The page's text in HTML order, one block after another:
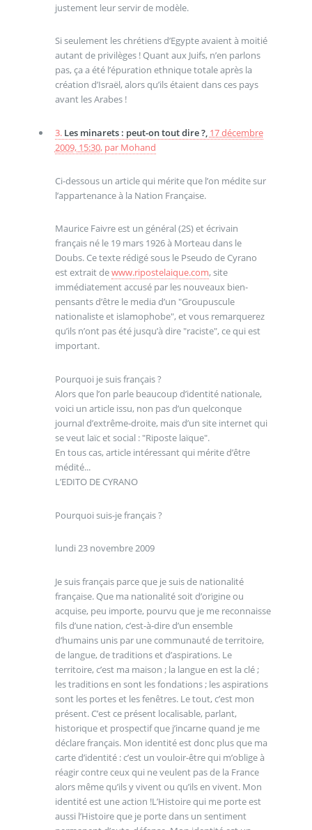
justement leur servir de modèle.
Si seulement les chrétiens d’Egypte avaient à moitié
autant de privilèges ! Quant aux Juifs, n’en parlons
pas, ça a été l’épuration ethnique totale après la
création d’Israël, alors qu’ils étaient dans ces pays
avant les Arabes !
3. Les minarets : peut-on tout dire ?, 17 décembre
2009, 15:30, par Mohand
Ci-dessous un article qui mérite que l’on médite sur
l’appartenance à la Nation Française.
Maurice Faivre est un général (2S) et écrivain
français né le 19 mars 1926 à Morteau dans le
Doubs. Ce texte rédigé sous le Pseudo de Cyrano
est extrait dewww.ripostelaique.com, site
immédiatement accusé par les nouveaux bien-
pensants d’être le media d’un "Groupuscule
nationaliste et islamophobe", et vous remarquerez
qu’ils n’ont pas été jusqu’à dire "raciste", ce qui est
important.
Pourquoi je suis français ?
Alors que l’on parle beaucoup d’identité nationale,
voici un article issu, non pas d’un quelconque
journal d’extrême-droite, mais d’un site internet qui
se veut laïc et social : "Riposte laïque".
En tous cas, article intéressant qui mérite d’être
médité...
L’EDITO DE CYRANO
Pourquoi suis-je français ?
lundi 23 novembre 2009
Je suis français parce que je suis de nationalité
française. Que ma nationalité soit d’origine ou
acquise, peu importe, pourvu que je me reconnaisse
fils d’une nation, c’est-à-dire d’un ensemble
d’humains unis par une communauté de territoire,
de langue, de traditions et d’aspirations. Le
territoire, c’est ma maison ; la langue en est la clé ;
les traditions en sont les fondations ; les aspirations
sont les portes et les fenêtres. Le tout, c’est mon
présent. C’est ce présent localisable, parlant,
historique et prospectif que j’incarne quand je me
déclare français. Mon identité est donc plus que ma
carte d’identité : c’est un vouloir-être qui m’oblige à
réagir contre ceux qui ne veulent pas de la France
alors même qu’ils y vivent ou qu’ils en vivent. Mon
identité est une action !L’Histoire qui me porte est
aussi l’Histoire que je porte dans un sentiment